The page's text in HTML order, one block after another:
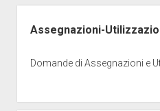
Assegnazioni-
Domande di Assegnazioni e